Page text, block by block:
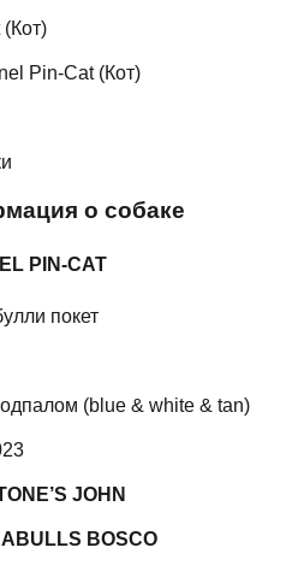
Pin-Cat (Кот)
о собаке
PIN-CAT
покет
(blue & white & tan)
JOHN
BOSCO